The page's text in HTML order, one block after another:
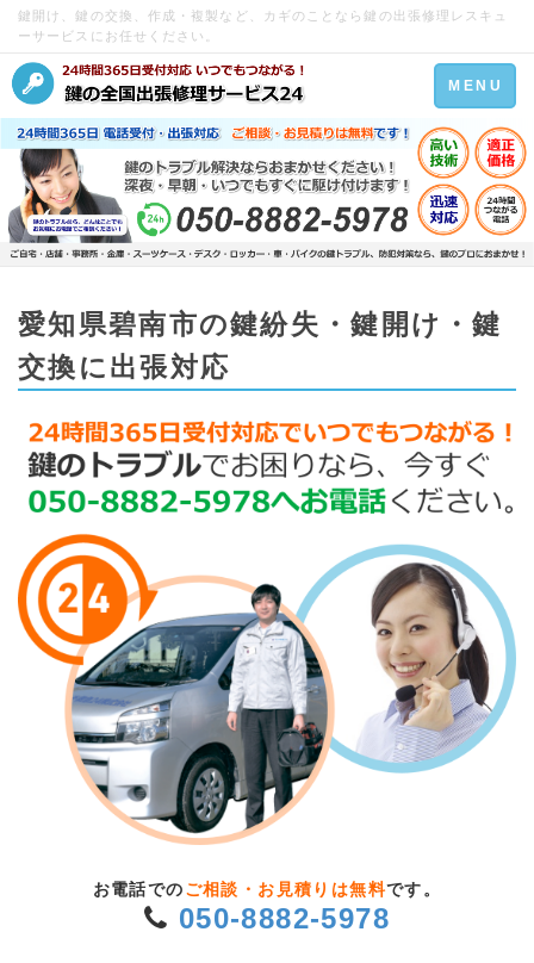
鍵開け、鍵の交換、作成・複製など、カギのことなら鍵の出張修理レスキュ
ーサービスにお任せください。
Toggle
navigation
MENU
愛知県碧南市の鍵紛失・鍵開け・鍵
交換に出張対応
お電話での ご相談・お見積りは無料です。
050-8882-5978